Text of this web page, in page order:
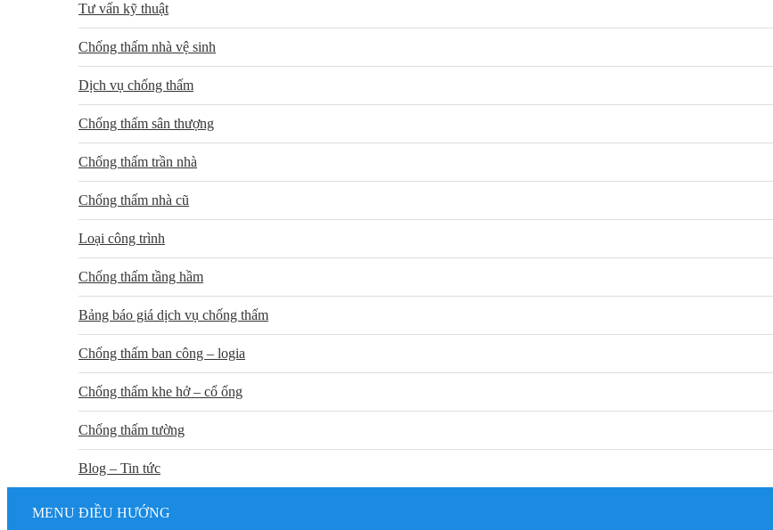
Tư vấn kỹ thuật
Chống thấm nhà vệ sinh
Dịch vụ chống thấm
Chống thấm sân thượng
Chống thấm trần nhà
Chống thấm nhà cũ
Loại công trình
Chống thấm tầng hầm
Bảng báo giá dịch vụ chống thấm
Chống thấm ban công – logia
Chống thấm khe hở – cổ ống
Chống thấm tường
Blog – Tin tức
MENU ĐIỀU HƯỚNG